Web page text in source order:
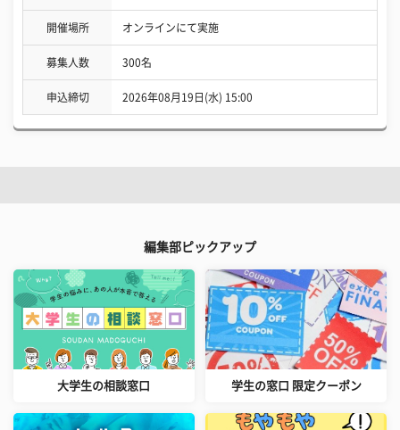
開催場所 オンラインにて実施
募集人数 300名
申込締切 2026年08月19日(水) 15:00
編集部ピックアップ
大学生の相談窓口 学生の窓口 限定クーポン